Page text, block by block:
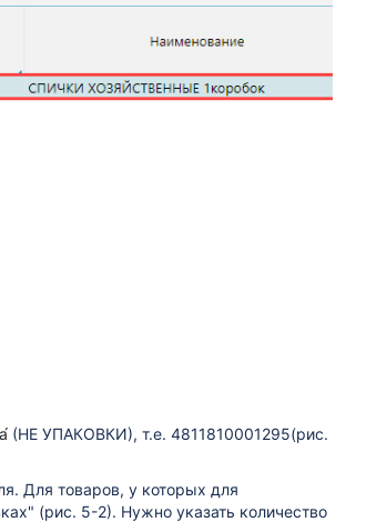
а́ (НЕ УПАКОВКИ), т.е. 4811810001295(рис.
Для товаров, у которых для
(рис. 5-2). Нужно указать количество